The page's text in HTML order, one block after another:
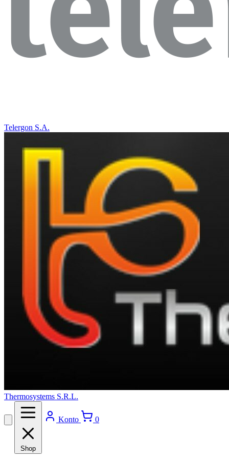
Telergon S.A.
Thermosystems S.R.L.
Shop
Konto 0